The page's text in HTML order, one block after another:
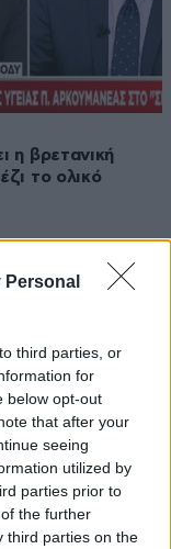
Personal
third parties, or
for
below opt-out
that after your
seeing
utilized by
parties prior to
the further
third parties on the
η βρετανική
το ολικό